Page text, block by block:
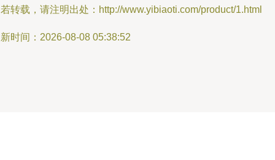
转载，请注明出处：http://www.yibiaoti.com/product/1.html
时间：2026-08-08 05:38:52